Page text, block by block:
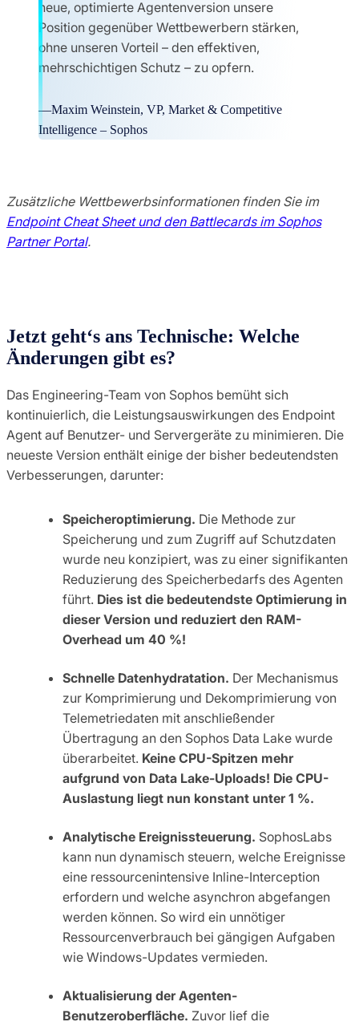
neue, optimierte Agentenversion unsere
Position gegenüber Wettbewerbern stärken,
ohne unseren Vorteil – den effektiven,
mehrschichtigen Schutz – zu opfern.
—Maxim Weinstein, VP, Market & Competitive
Intelligence – Sophos
Zusätzliche Wettbewerbsinformationen finden Sie im
Endpoint Cheat Sheet und den Battlecards im Sophos
Partner Portal.
Jetzt geht‘s ans Technische: Welche
Änderungen gibt es?
Das Engineering-Team von Sophos bemüht sich
kontinuierlich, die Leistungsauswirkungen des Endpoint
Agent auf Benutzer- und Servergeräte zu minimieren. Die
neueste Version enthält einige der bisher bedeutendsten
Verbesserungen, darunter:
Speicheroptimierung. Die Methode zur
Speicherung und zum Zugriff auf Schutzdaten
wurde neu konzipiert, was zu einer signifikanten
Reduzierung des Speicherbedarfs des Agenten
führt. Dies ist die bedeutendste Optimierung in
dieser Version und reduziert den RAM-
Overhead um 40 %!
Schnelle Datenhydratation. Der Mechanismus
zur Komprimierung und Dekomprimierung von
Telemetriedaten mit anschließender
Übertragung an den Sophos Data Lake wurde
überarbeitet. Keine CPU-Spitzen mehr
aufgrund von Data Lake-Uploads! Die CPU-
Auslastung liegt nun konstant unter 1 %.
Analytische Ereignissteuerung. SophosLabs
kann nun dynamisch steuern, welche Ereignisse
eine ressourcenintensive Inline-Interception
erfordern und welche asynchron abgefangen
werden können. So wird ein unnötiger
Ressourcenverbrauch bei gängigen Aufgaben
wie Windows-Updates vermieden.
Aktualisierung der Agenten-
Benutzeroberfläche. Zuvor lief die